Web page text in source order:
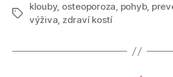
Štítky
klouby, osteoporoza, pohyb,
výživa, zdraví kostí